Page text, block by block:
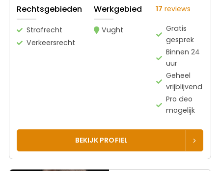
Rechtsgebieden
Strafrecht
Verkeersrecht
Werkgebied
Vught
17 reviews
Gratis
gesprek
Binnen 24
uur
Geheel
vrijblijvend
Pro deo
mogelijk
BEKIJK PROFIEL